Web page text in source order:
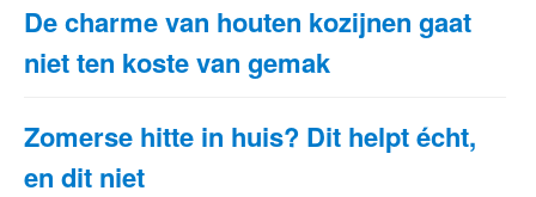
De charme van houten kozijnen gaat
niet ten koste van gemak
Zomerse hitte in huis? Dit helpt écht,
en dit niet